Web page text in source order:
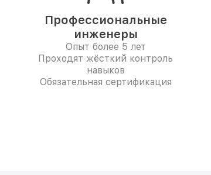
Профессиональные
инженеры
Опыт более 5 лет
Проходят жёсткий контроль
навыков
Обязательная сертификация